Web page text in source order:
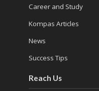
Career and Study
Kompas Articles
News
Success Tips
Reach Us